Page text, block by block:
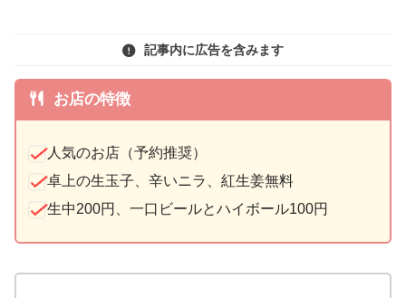
記事内に広告を含みます
お店の特徴
人気のお店（予約推奨）
卓上の生玉子、辛いニラ、紅生姜無料
生中200円、一口ビールとハイボール100円